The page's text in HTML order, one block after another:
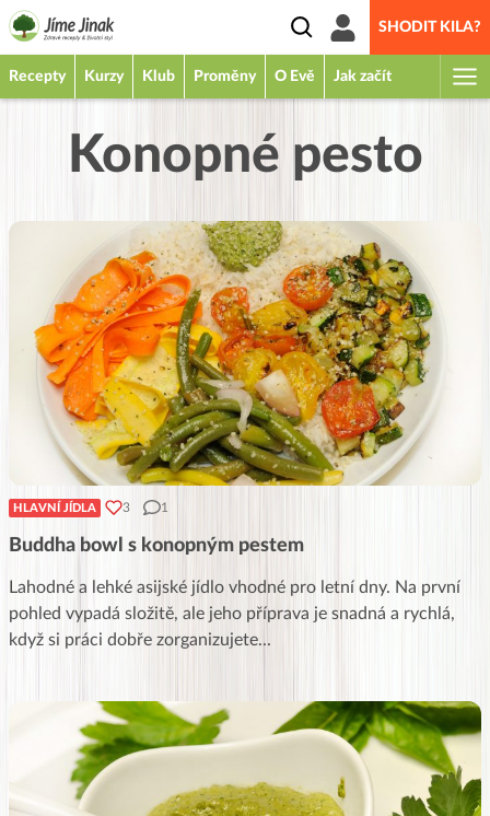
SHODIT KILA?
Recepty Kurzy Klub Proměny O Evě Jak začít
Konopné pesto
HLAVNÍ JÍDLA 3 1
Buddha bowl s konopným pestem
Lahodné a lehké asijské jídlo vhodné pro letní dny. Na první
pohled vypadá složitě, ale jeho příprava je snadná a rychlá,
když si práci dobře zorganizujete...